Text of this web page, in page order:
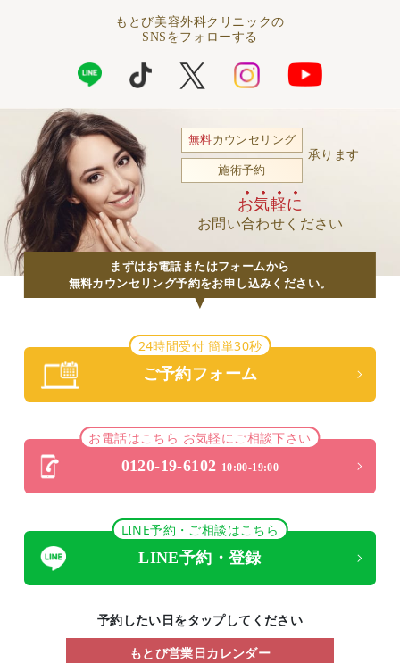
もとび美容外科クリニックの
SNSをフォローする
無料カウンセリング
施術予約
承ります
お気軽に
お問い合わせください
まずはお電話またはフォームから
無料カウンセリング予約をお申し込みください。
24時間受付 簡単30秒
ご予約フォーム
お電話はこちら お気軽にご相談下さい
0120-19-6102 10:00-19:00
LINE予約・ご相談はこちら
LINE予約・登録
予約したい日をタップしてください
もとび営業日カレンダー